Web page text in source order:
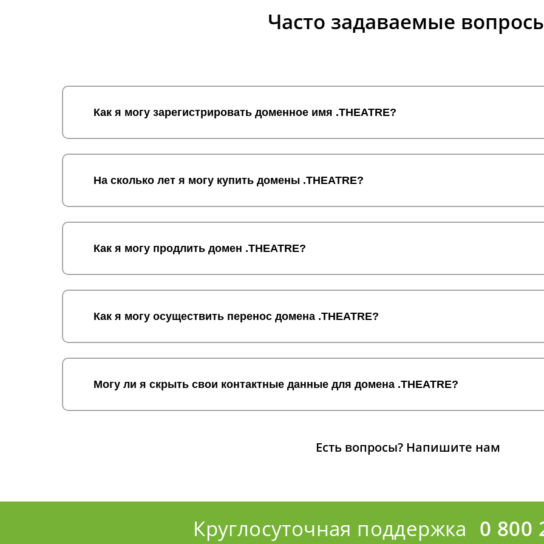
Часто задаваемые
Как я могу зарегистрировать доменное имя .THEATRE?
На сколько лет я могу купить домены .THEATRE?
Как я могу продлить домен .THEATRE?
Как я могу осуществить перенос домена .THEATRE?
Могу ли я скрыть свои контактные данные для домена .THEATRE?
Есть вопросы? Напишите нам
Круглосуточная поддержка 0 800